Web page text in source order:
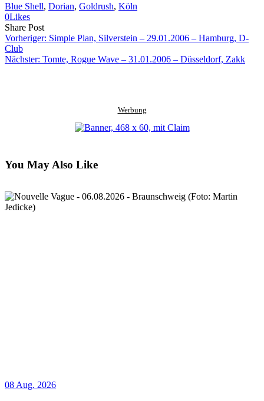
Blue Shell, Dorian, Goldrush, Köln
0Likes
Share PostShare
on
Copy
URL
clipboard
Send
Link
eMail
Vorheriger: Simple Plan, Silverstein – 29.01.2006 – Hamburg, D-
Club
Nächster: Tomte, Rogue Wave – 31.01.2006 – Düsseldorf, Zakk
Werbung
You May Also Like
08 Aug. 2026